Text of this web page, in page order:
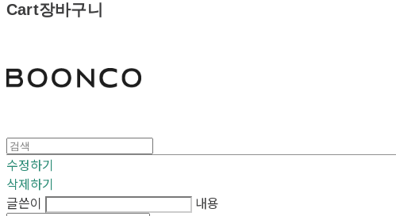
Cart장바구니
수정하기
삭제하기
글쓴이
내용